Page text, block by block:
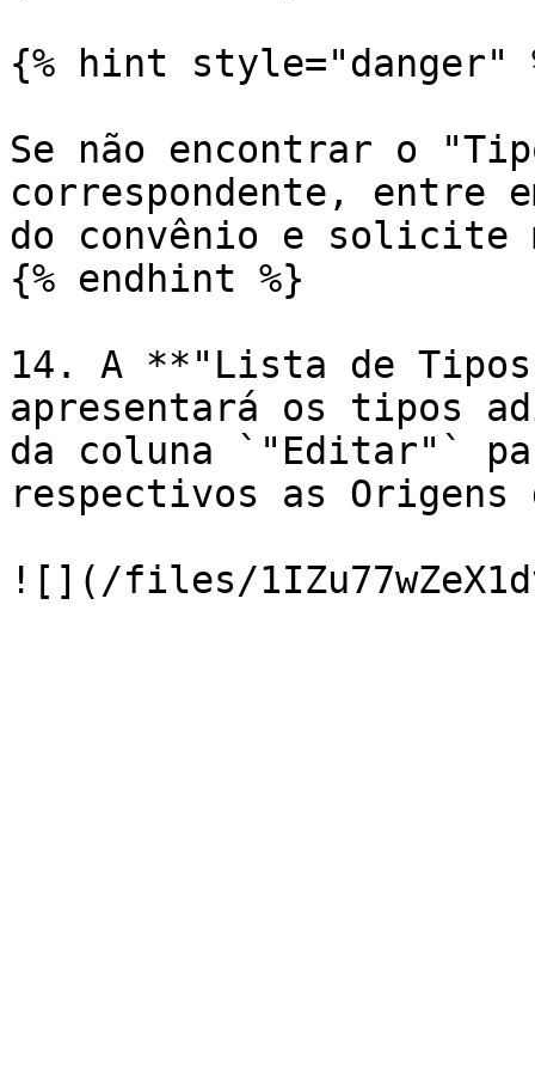
{% hint style="danger"
Se não encontrar o
correspondente, entre
do convênio e solicite
{% endhint %}
14. A **"Lista de Tipos
apresentará os tipos
da coluna `"Editar"`
respectivos as Origens